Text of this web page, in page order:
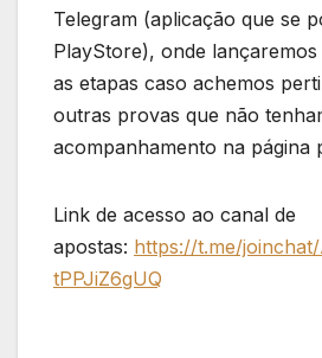
Telegram (aplicação que se
PlayStore), onde
as etapas caso achemos
outras provas que não
acompanhamento na página
Link de acesso ao canal de
apostas: https://t.me/
tPPJiZ6gUQ